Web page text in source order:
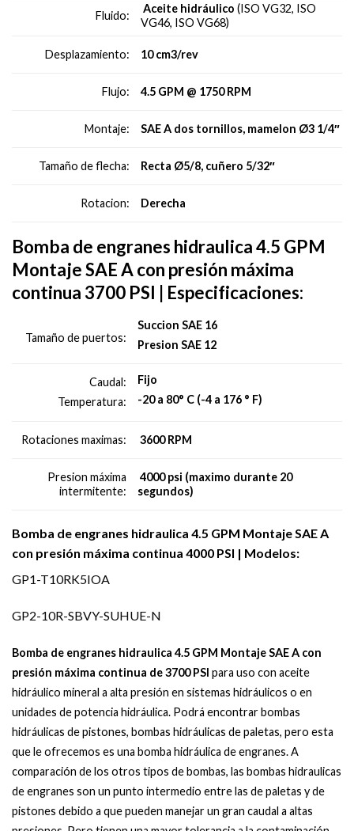
Fluido:
Aceite hidráulico (ISO VG32, ISO
VG46, ISO VG68)
Desplazamiento: 10 cm3/rev
Flujo: 4.5 GPM @ 1750 RPM
Montaje: SAE A dos tornillos, mamelon Ø3 1/4″
Tamaño de flecha: Recta Ø5/8, cuñero 5/32″
Rotacion: Derecha
Bomba de engranes hidraulica 4.5 GPM
Montaje SAE A con presión máxima
continua 3700 PSI | Especificaciones:
Tamaño de puertos:
Succion SAE 16
Presion SAE 12
Caudal:
Temperatura:
Fijo
-20 a 80° C (-4 a 176 ° F)
Rotaciones maximas: 3600 RPM
Presion máxima
intermitente:
4000 psi (maximo durante 20
segundos)
Bomba de engranes hidraulica 4.5 GPM Montaje SAE A
con presión máxima continua 4000 PSI | Modelos:
GP1-T10RK5IOA
GP2-10R-SBVY-SUHUE-N
Bomba de engranes hidraulica 4.5 GPM Montaje SAE A con
presión máxima continua de 3700 PSI para uso con aceite
hidráulico mineral a alta presión en sistemas hidráulicos o en
unidades de potencia hidráulica. Podrá encontrar bombas
hidráulicas de pistones, bombas hidráulicas de paletas, pero esta
que le ofrecemos es una bomba hidráulica de engranes. A
comparación de los otros tipos de bombas, las bombas hidraulicas
de engranes son un punto intermedio entre las de paletas y de
pistones debido a que pueden manejar un gran caudal a altas